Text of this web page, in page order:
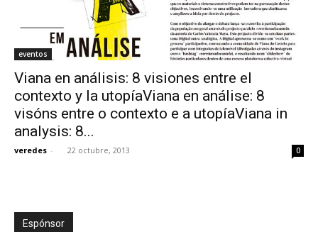
eventos
Viana en análisis: 8 visiones entre el
contexto y la utopíaViana en análise: 8
visóns entre o contexto e a utopíaViana in
analysis: 8...
veredes - 22 octubre, 2013 0
Espónsor